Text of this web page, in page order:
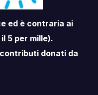
ed è contraria ai
5 per mille).
donati da